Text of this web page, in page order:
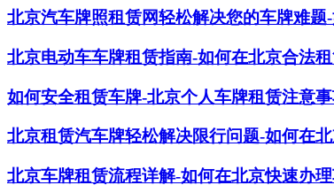
北京汽车牌照租赁网轻松解决您的车牌难
北京电动车车牌租赁指南-如何在北京合法
如何安全租赁车牌-北京个人车牌租赁注意
北京租赁汽车牌轻松解决限行问题-如何在
北京车牌租赁流程详解-如何在北京快速办